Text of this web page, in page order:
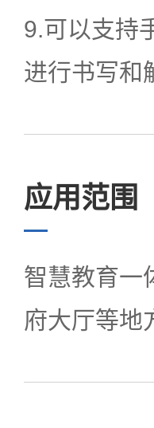
9.可以支持
进行书写和
应用范围
智慧教育一
府大厅等地